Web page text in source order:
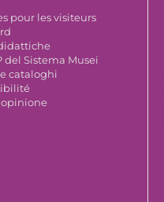
pour les visiteurs
del Sistema Musei
cataloghi
opinione